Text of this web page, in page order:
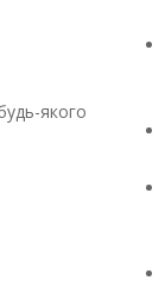
якого